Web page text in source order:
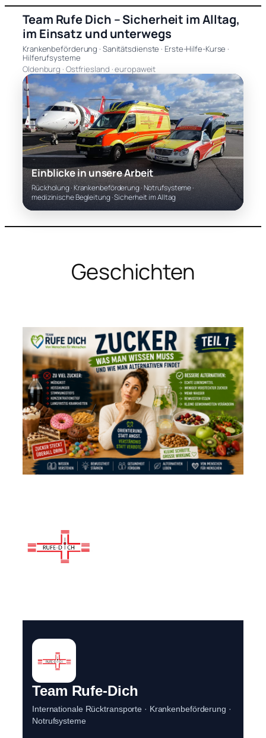
Zum
Inhalt
springen
Team Rufe Dich – Sicherheit im Alltag,
im Einsatz und unterwegs
Krankenbeförderung · Sanitätsdienste · Erste-Hilfe-Kurse ·
Hilferufsysteme
Oldenburg · Ostfriesland · europaweit
Einblicke in unsere Arbeit
Rückholung · Krankenbeförderung · Notrufsysteme ·
medizinische Begleitung · Sicherheit im Alltag
Geschichten
Team Rufe-Dich
Internationale Rücktransporte · Krankenbeförderung ·
Notrufsysteme